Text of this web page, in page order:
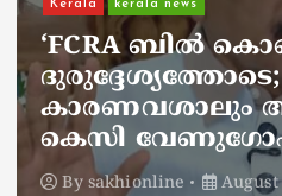
ചാലിശേരിയില്‍
ജനകീയ
നഴ്സിന്
അണലിയുടെ
ഡ്യൂട്ടിക്കിടെ
By sakhionline August